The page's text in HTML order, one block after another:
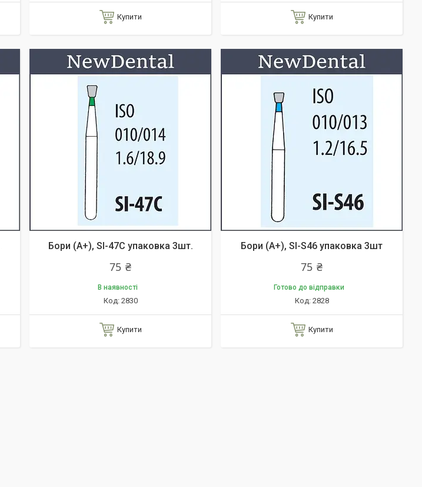
Купити Купити
Бори (A+), SI-47C упаковка 3шт.
75 ₴
В наявності
2830
Купити
Бори (A+), SI-S46 упаковка 3шт
75 ₴
Готово до відправки
2828
Купити